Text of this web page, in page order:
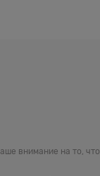
внимание на то,